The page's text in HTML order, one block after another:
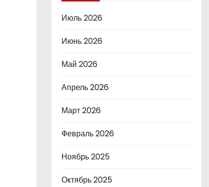
Июль 2026
Июнь 2026
Май 2026
Апрель 2026
Март 2026
Февраль 2026
Ноябрь 2025
Октябрь 2025